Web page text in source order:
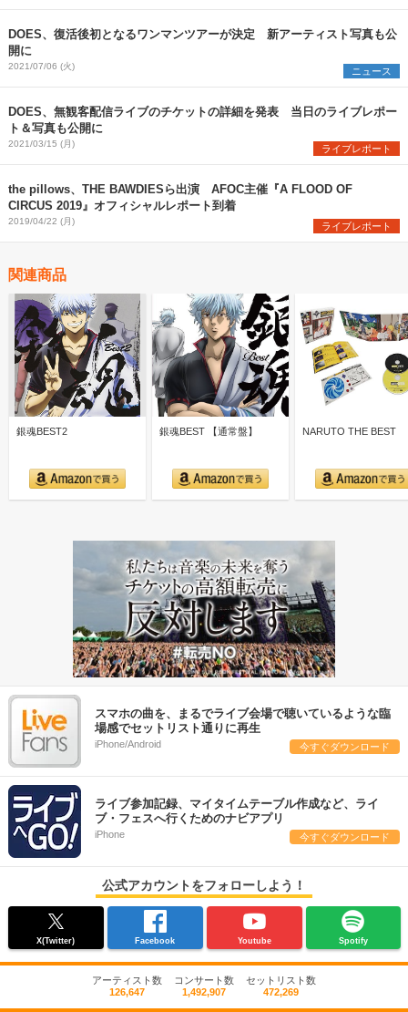
DOES、復活後初となるワンマンツアーが決定 新アーティスト写真も公
開に
2021/07/06 (火) ニュース
DOES、無観客配信ライブのチケットの詳細を発表 当日のライブレポー
ト＆写真も公開に
2021/03/15 (月) ライブレポート
the pillows、THE BAWDIESら出演 AFOC主催『A FLOOD OF
CIRCUS 2019』オフィシャルレポート到着
2019/04/22 (月) ライブレポート
関連商品
銀魂BEST2 銀魂BEST 【通常盤】 NARUTO THE BEST
スマホの曲を、まるでライブ会場で聴いているような臨
場感でセットリスト通りに再生
iPhone/Android 今すぐダウンロード
ライブ参加記録、マイタイムテーブル作成など、ライ
ブ・フェスへ行くためのナビアプリ
iPhone 今すぐダウンロード
公式アカウントをフォローしよう！
X(Twitter) Facebook Youtube Spotify
アーティスト数
126,647
コンサート数
1,492,907
セットリスト数
472,269